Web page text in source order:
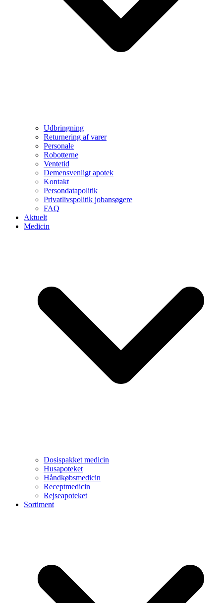
Udbringning
Returnering af varer
Personale
Robotterne
Ventetid
Demensvenligt apotek
Kontakt
Persondatapolitik
Privatlivspolitik jobansøgere
FAQ
Aktuelt
Medicin
Dosispakket medicin
Husapoteket
Håndkøbsmedicin
Receptmedicin
Rejseapoteket
Sortiment